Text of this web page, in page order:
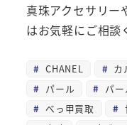
真珠アクセサリー
はお気軽にご相談
CHANEL カ
パール
パ
べっ甲買取